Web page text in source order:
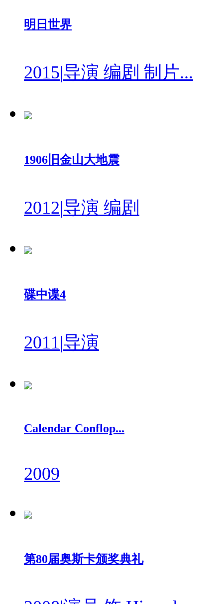
明日世界
2015|导演 编剧 制片...
1906旧金山大地震
2012|导演 编剧
碟中谍4
2011|导演
Calendar Conflop...
2009
第80届奥斯卡颁奖典礼